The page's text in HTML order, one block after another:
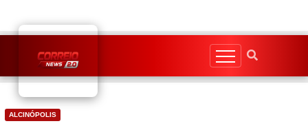
content
ALCINÓPOLIS